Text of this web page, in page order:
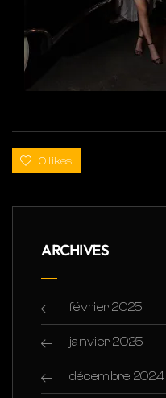
0 likes
ARCHIVES
février 2025
janvier 2025
décembre 2024